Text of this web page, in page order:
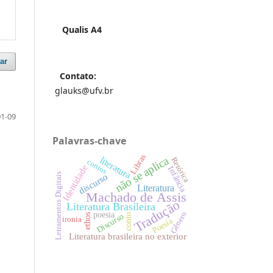
09
Qualis A4
Contato:
glauks@ufv.br
Palavras-chave
Machado de Assis
Tradução
não se aplica
Literatura Brasileira
literatura
Literatura
Literatura brasileira no exterior
discurso
Identidade
conto
Infância
ethos
Libras
poesia
Discurso Poesia
Letramentos Digitais
contos Retórica
Gênero
ironia